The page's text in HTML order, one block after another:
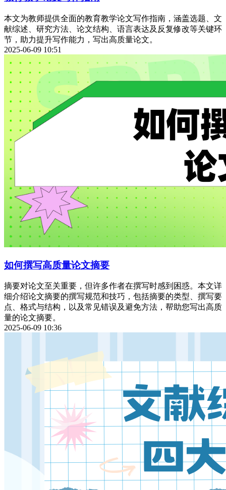
本文为教师提供全面的教育教学论文写作指南，涵盖选题、文
献综述、研究方法、论文结构、语言表达及反复修改等关键环
节，助力提升写作能力，写出高质量论文。
2025-06-09 10:51
如何撰写高质量论文摘要
摘要对论文至关重要，但许多作者在撰写时感到困惑。本文详
细介绍论文摘要的撰写规范和技巧，包括摘要的类型、撰写要
点、格式与结构，以及常见错误及避免方法，帮助您写出高质
量的论文摘要。
2025-06-09 10:36